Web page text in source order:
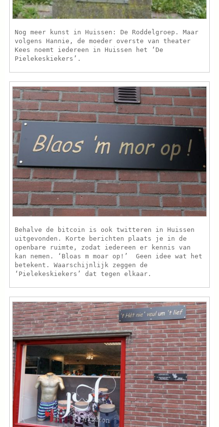
Nog meer kunst in Huissen: De Roddelgroep. Maar
volgens Hannie, de moeder overste van theater
Kees noemt iedereen in Huissen het ‘De
Pielekeskiekers’.
Behalve de bitcoin is ook twitteren in Huissen
uitgevonden. Korte berichten plaats je in de
openbare ruimte, zodat iedereen er kennis van
kan nemen. ‘Bloas m moar op!’ Geen idee wat het
betekent. Waarschijnlijk zeggen de
‘Pielekeskiekers’ dat tegen elkaar.